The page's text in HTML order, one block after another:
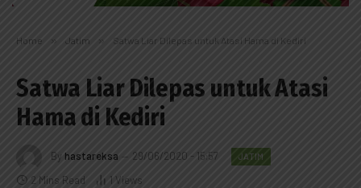
Home » Jatim » Satwa Liar Dilepas untuk Atasi Hama di Kediri
Satwa Liar Dilepas untuk Atasi
Hama di Kediri
By hastareksa 29/06/2020 - 15:57 JATIM
2 Mins Read 1 Views